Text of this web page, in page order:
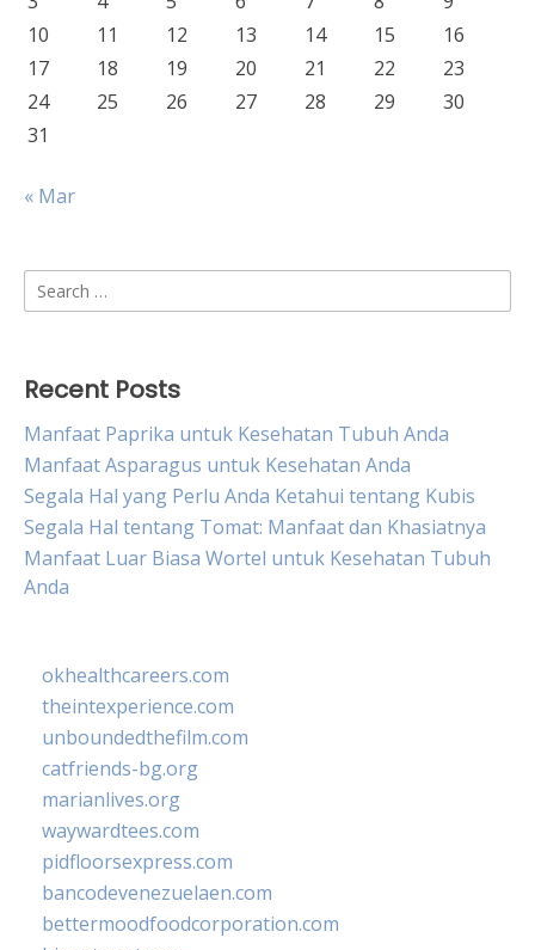
10
11 12 13 14 15
16
17
18 19 20 21 22
23
24
25 26 27 28 29
30
31
« Mar
Search
for:
Recent Posts
Manfaat Paprika untuk Kesehatan Tubuh Anda
Manfaat Asparagus untuk Kesehatan Anda
Segala Hal yang Perlu Anda Ketahui tentang Kubis
Segala Hal tentang Tomat: Manfaat dan Khasiatnya
Manfaat Luar Biasa Wortel untuk Kesehatan Tubuh
Anda
okhealthcareers.com
theintexperience.com
unboundedthefilm.com
catfriends-bg.org
marianlives.org
waywardtees.com
pidfloorsexpress.com
bancodevenezuelaen.com
bettermoodfoodcorporation.com